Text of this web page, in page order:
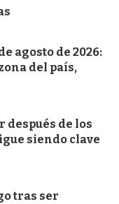
agosto de 2026:
del país,
después de los
siendo clave
tras ser